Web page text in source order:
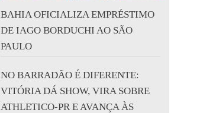
BAHIA OFICIALIZA EMPRÉSTIMO
DE IAGO BORDUCHI AO SÃO
PAULO
NO BARRADÃO É DIFERENTE:
VITÓRIA DÁ SHOW, VIRA SOBRE
ATHLETICO-PR E AVANÇA ÀS